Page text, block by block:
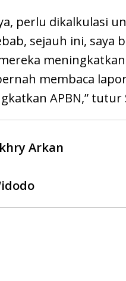
perlu dikalkulasi
sejauh ini,
membaca
APBN,” tutur
Arkan